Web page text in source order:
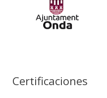
Certificaciones